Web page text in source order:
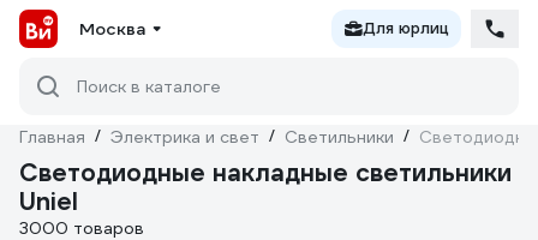
Москва Для юрлиц
Поиск в каталоге
Главная / Электрика и свет / Светильники /
Светодиодные накладные светильники
Uniel
3000 товаров